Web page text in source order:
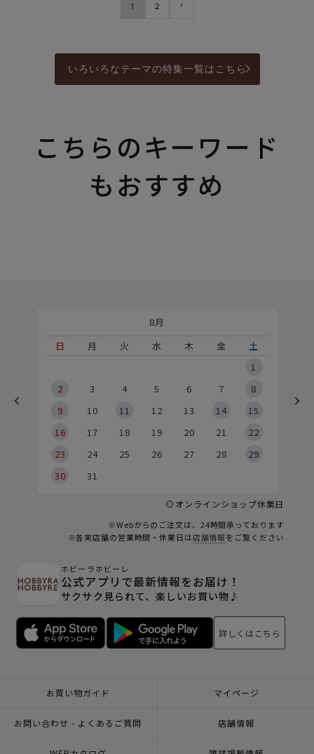
1 2
いろいろなテーマの特集一覧はこちら
こちらのキーワード
もおすすめ
8月
日
月 火 水 木 金
土
1
2
3 4 5 6 7
8
9
10 11 12 13 14
15
16
17 18 19 20 21
22
23
24 25 26 27 28
29
30
31
オンラインショップ休業日
※Webからのご注文は、24時間承っております
※各実店舗の営業時間・休業日は店舗情報をご覧ください
ホビーラホビーレ
公式アプリで最新情報をお届け！
サクサク見られて、楽しいお買い物♪
詳しくはこちら
お買い物ガイド マイページ
お問い合わせ - よくあるご質問 店舗情報